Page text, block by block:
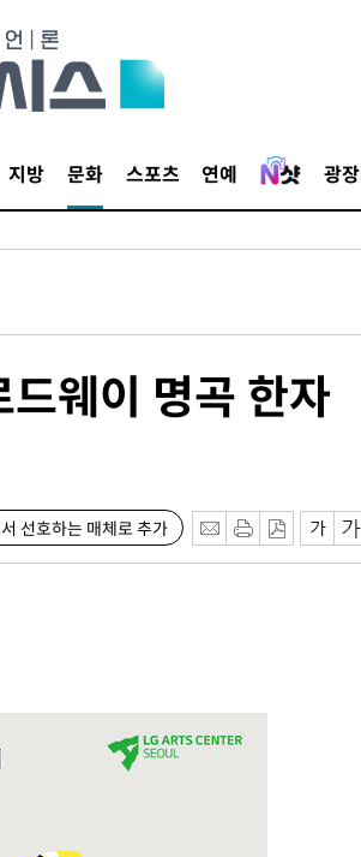
지방 문화 스포츠 연예 광장
웨이 명곡 한자
선호하는 매체로 추가